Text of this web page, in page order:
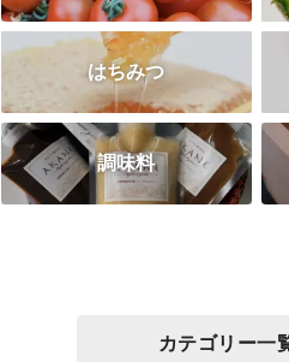
はちみつ
調味料
カテゴリー一